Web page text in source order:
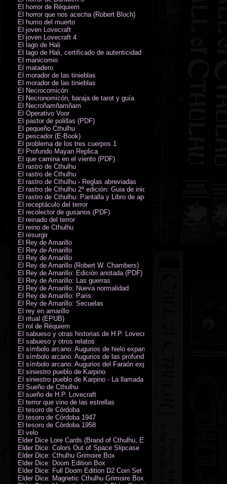
El horror de Réquiem
El horror que nos acecha (Robert Bloch)
El humo del muerto
El joven Lovecraft
El joven Lovecraft 4
El lago de Hali
El lago de Hali, certificado de autenticidad
El manicomio
El matadero
El morador de las tinieblas
El morador de las tinieblas
El Necrocomicón
El Necronomicón, baraja de tarot y guía
El Necroñamñamñam
El Operativo Voor
El pastor de polillas (PDF)
El pequeño Cthulhu
El pescador (E-Book)
El problema de los tres cuerpos 1
El Profundo Mayan Replica
El que camina en el viento (PDF)
El rastro de Cthulhu
El rastro de Cthulhu
El rastro de Cthulhu - Reglas abreviadas
El rastro de Cthulhu 2ª edición: Guia de inicio (PDF)
El rastro de Cthulhu: Pantalla y Libro de apoyo del Guardián
El receptáculo del terror
El recolector de gusanos (PDF)
El reinado del terror
El reino de Cthulhu
El resurgir
El Rey de Amarillo
El Rey de Amarillo
El Rey de Amarillo
El Rey de Amarillo (Robert W. Chambers)
El Rey de Amarillo: Edición anotada (PDF)
El Rey de Amarillo: Las guerras
El Rey de Amarillo: Nueva normalidad
El Rey de Amarillo: Paris
El Rey de Amarillo: Secuelas
El rey en amarillo
El ritual (EPUB)
El rol de Réquiem
El sabueso y otras historias de H.P. Lovecraft
El sabueso y otros relatos
El símbolo arcano: Augurios de hielo expansión
El símbolo arcano: Augurios de las profundidades expansión
El símbolo arcano: Augurios del Faraón expansión
El siniestro pueblo de Karpino
El siniestro pueblo de Karpino - La llamada de Cthulhu
El Sueño de Cthulhu
El sueño de H.P. Lovecraft
El terror que vino de las estrellas
El tesoro de Córdoba
El tesoro de Córdoba 1947
El tesoro de Córdoba 1958
El velo
Elder Dice Lore Cards (Brand of Cthulhu, Elder Sign, Astral Elder Sign)
Elder Dice: Colors Out of Space Slipcase
Elder Dice: Cthulhu Grimoire Box
Elder Dice: Doom Edition Box
Elder Dice: Full Doom Edition D2 Coin Set
Elder Dice: Magnetic Cthulhu Grimoire Box